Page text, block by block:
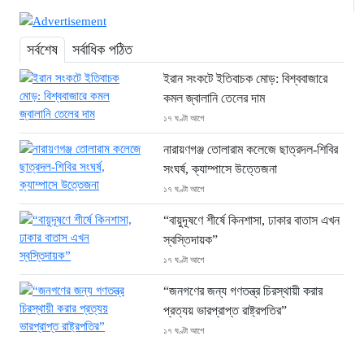
সর্বশেষ সর্বাধিক পঠিত
ইরান সংকটে ইতিবাচক মোড়: বিশ্ববাজারে
কমল জ্বালানি তেলের দাম
১৭ ঘণ্টা আগে
নারায়ণগঞ্জ তোলারাম কলেজে ছাত্রদল-শিবির
সংঘর্ষ, ক্যাম্পাসে উত্তেজনা
১৭ ঘণ্টা আগে
“বায়ুদূষণে শীর্ষে কিনশাসা, ঢাকার বাতাস এখন
স্বস্তিদায়ক”
১৭ ঘণ্টা আগে
“জনগণের জন্য গণতন্ত্র চিরস্থায়ী করার
প্রত্যয় ভারপ্রাপ্ত রাষ্ট্রপতির”
১৭ ঘণ্টা আগে